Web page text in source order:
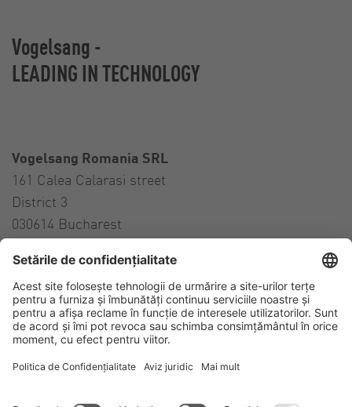
Vogelsang -
LEADING IN TECHNOLOGY
Vogelsang Romania SRL
161 Calea Calarasi street
District 3
030614 Bucharest
Contact
Tel:+ 40 314 27 27 57
E-Mail: sales.ro@vogelsang.info